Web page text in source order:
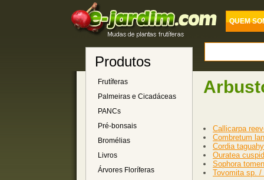
QUEM
Produtos
Frutíferas
Palmeiras e Cicadáceas
PANCs
Pré-bonsais
Bromélias
Livros
Árvores Floríferas
Callicarpa
Combretum
Cordia
Ouratea
Sophora
Tovomita sp. /